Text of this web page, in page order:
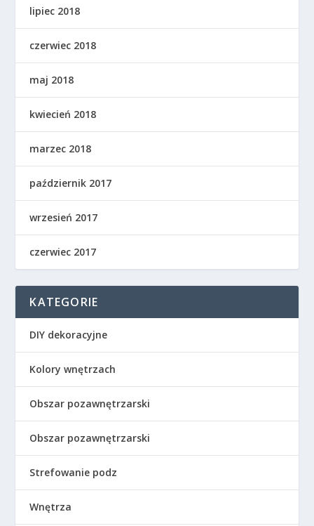
lipiec 2018
czerwiec 2018
maj 2018
kwiecień 2018
marzec 2018
październik 2017
wrzesień 2017
czerwiec 2017
KATEGORIE
DIY dekoracyjne
Kolory wnętrzach
Obszar pozawnętrzarski
Obszar pozawnętrzarski
Strefowanie podz
Wnętrza